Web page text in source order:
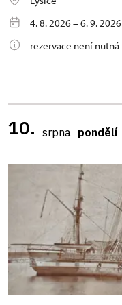
4. 8. 2026 – 6. 9. 2026
rezervace není nutná
10. srpna pondělí